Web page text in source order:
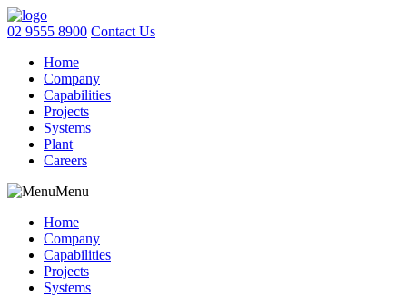
02 9555 8900 Contact Us
Home
Company
Capabilities
Projects
Systems
Plant
Careers
Menu
Home
Company
Capabilities
Projects
Systems